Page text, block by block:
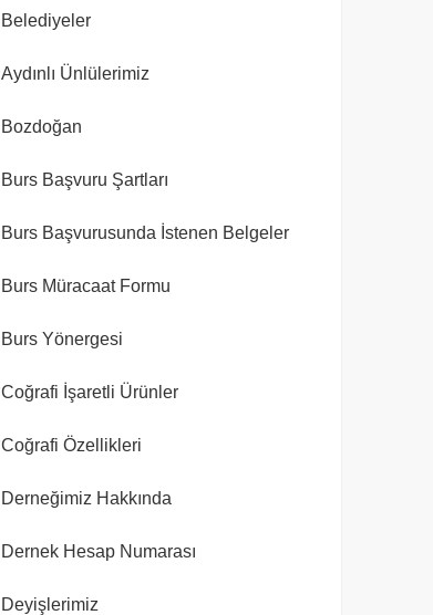
Belediyeler
Aydınlı Ünlülerimiz
Bozdoğan
Burs Başvuru Şartları
Burs Başvurusunda İstenen Belgeler
Burs Müracaat Formu
Burs Yönergesi
Coğrafi İşaretli Ürünler
Coğrafi Özellikleri
Derneğimiz Hakkında
Dernek Hesap Numarası
Deyişlerimiz